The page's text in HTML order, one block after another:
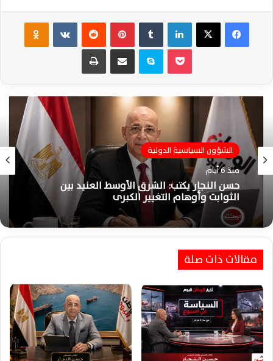
فيسبوك ‫X لينكدإن بينتيريست ‏VKontakte
سكايب مشاركة عبر البريد طباعة
الشؤون السياسية الدولية
منذ 6 أيام
حسن النجار يكتب: الشرق الأوسط العنيد بين
الثوابت وأوهام التغيير الكبرى
مقالات ذات صلة